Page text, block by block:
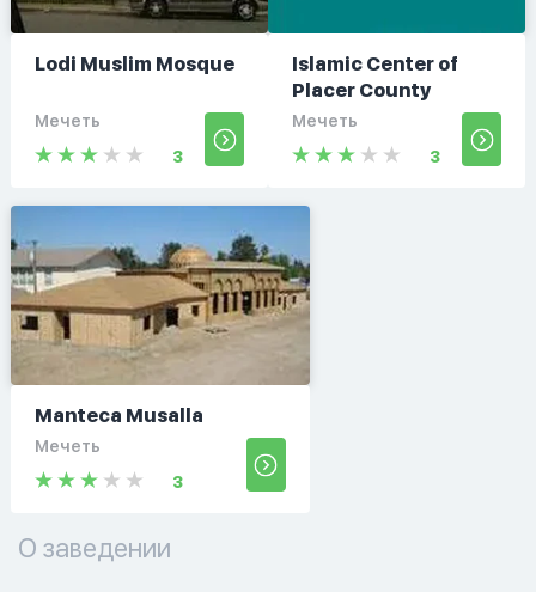
Lodi Muslim Mosque
Мечеть
3
Islamic Center of
Placer County
Мечеть
3
Manteca Musalla
Мечеть
3
О заведении